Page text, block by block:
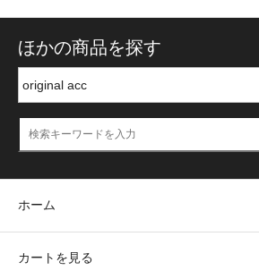
ほかの商品を探す
ホーム
カートを見る